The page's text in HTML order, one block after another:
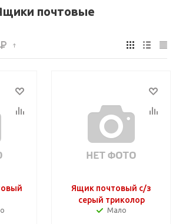
почтовые
Ящик почтовый с/з
серый триколор
Мало